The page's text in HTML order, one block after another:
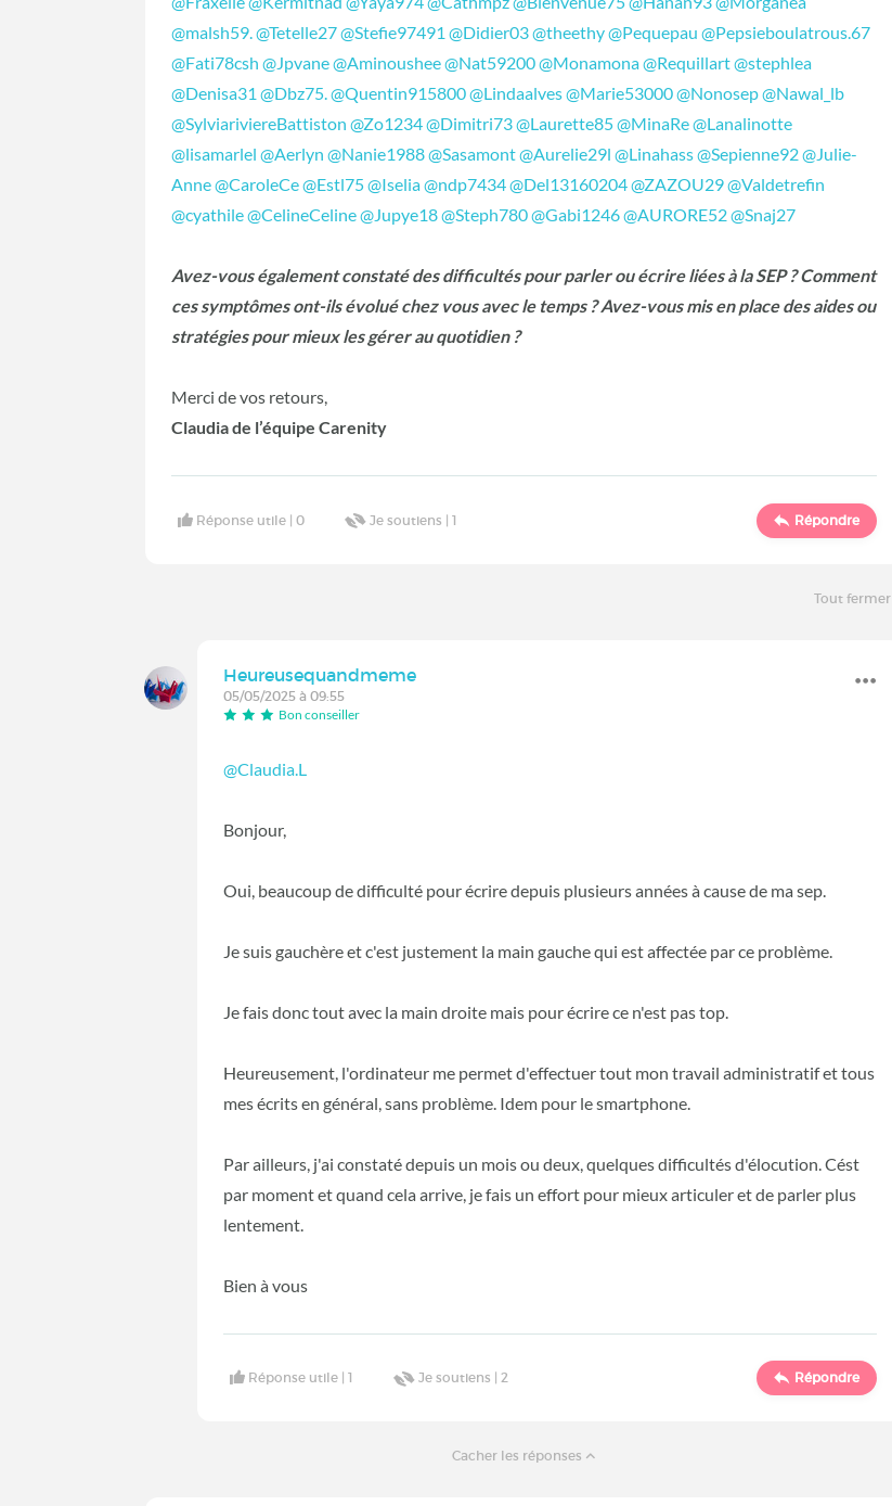
@malsh59.@Tetelle27@Stefie97491 @Didier03@theethy@Pequepau @Pepsieboulatrous.67
@Fati78csh @Jpvane@Aminoushee@Nat59200@Monamona@Requillart@stephlea
@Denisa31 @Dbz75.@Quentin915800@Lindaalves@Marie53000@Nonosep@Nawal_lb
@SylviariviereBattiston @Zo1234@Dimitri73@Laurette85@MinaRe@Lanalinotte
@lisamarlel @Aerlyn @Nanie1988@Sasamont@Aurelie29l @Linahass@Sepienne92@Julie-
Anne@CaroleCe@Estl75@Iselia@ndp7434@Del13160204@ZAZOU29@Valdetrefin
@cyathile@CelineCeline@Jupye18@Steph780@Gabi1246@AURORE52@Snaj27
Avez-vous également constaté des difficultés pour parler ou écrire liées à la SEP ? Comment
ces symptômes ont-ils évolué chez vous avec le temps ? Avez-vous mis en place des aides ou
stratégies pour mieux les gérer au quotidien ?
Merci de vos retours,
Claudia de l’équipe Carenity
Réponse utile |0 Je soutiens |1 Répondre
Tout fermer
Heureusequandmeme
05/05/2025 à 09:55
Bon conseiller
@Claudia.L
Bonjour,
Oui, beaucoup de difficulté pour écrire depuis plusieurs années à cause de ma sep.
Je suis gauchère et c'est justement la main gauche qui est affectée par ce problème.
Je fais donc tout avec la main droite mais pour écrire ce n'est pas top.
Heureusement, l'ordinateur me permet d'effectuer tout mon travail administratif et tous
mes écrits en général, sans problème. Idem pour le smartphone.
Par ailleurs, j'ai constaté depuis un mois ou deux, quelques difficultés d'élocution. Cést
par moment et quand cela arrive, je fais un effort pour mieux articuler et de parler plus
lentement.
Bien à vous
Réponse utile |1 Je soutiens |2 Répondre
Cacher les réponses